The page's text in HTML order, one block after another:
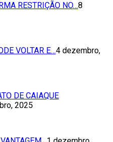
RESTRIÇÃO NO…8
VOLTAR E…4 dezembro,
DE CAIAQUE
2025